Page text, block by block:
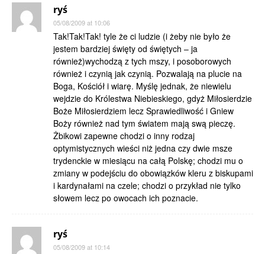
ryś
05/08/2009 at 10:06
Tak!Tak!Tak! tyle że ci ludzie (i żeby nie było że
jestem bardziej święty od świętych – ja
również)wychodzą z tych mszy, i posoborowych
również i czynią jak czynią. Pozwalają na plucie na
Boga, Kościół i wiarę. Myślę jednak, że niewielu
wejdzie do Królestwa Niebieskiego, gdyż Miłosierdzie
Boże Miłosierdziem lecz Sprawiedliwość i Gniew
Boży również nad tym światem mają swą pieczę.
Żbikowi zapewne chodzi o inny rodzaj
optymistycznych wieści niż jedna czy dwie msze
trydenckie w miesiącu na całą Polskę; chodzi mu o
zmiany w podejściu do obowiązków kleru z biskupami
i kardynałami na czele; chodzi o przykład nie tylko
słowem lecz po owocach ich poznacie.
ryś
05/08/2009 at 10:14